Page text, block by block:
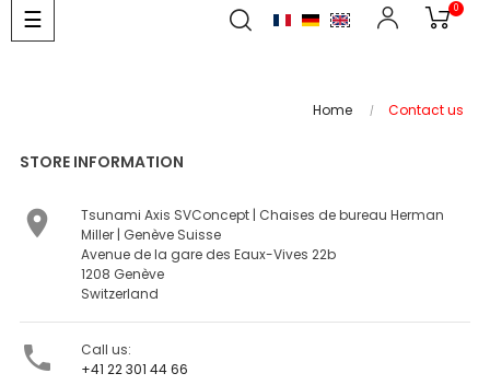
0
Toggle
navigation
☰
Home Contact us
STORE INFORMATION

Tsunami Axis SVConcept | Chaises de bureau Herman
Miller | Genève Suisse
Avenue de la gare des Eaux-Vives 22b
1208 Genève
Switzerland

Call us:
+41 22 301 44 66